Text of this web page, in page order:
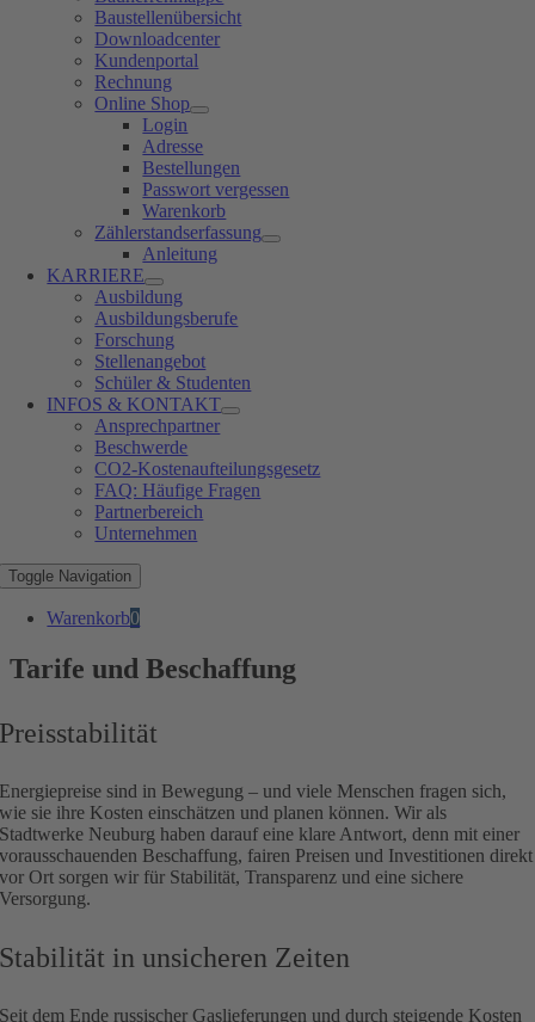
Baustellenübersicht
Downloadcenter
Kundenportal
Rechnung
Online Shop
Login
Adresse
Bestellungen
Passwort vergessen
Warenkorb
Zählerstandserfassung
Anleitung
KARRIERE
Ausbildung
Ausbildungsberufe
Forschung
Stellenangebot
Schüler & Studenten
INFOS & KONTAKT
Ansprechpartner
Beschwerde
CO2-Kostenaufteilungsgesetz
FAQ: Häufige Fragen
Partnerbereich
Unternehmen
Toggle Navigation
Warenkorb0
Tarife und Beschaffung
Preisstabilität
Energiepreise sind in Bewegung – und viele Menschen fragen sich,
wie sie ihre Kosten einschätzen und planen können. Wir als
Stadtwerke Neuburg haben darauf eine klare Antwort, denn mit einer
vorausschauenden Beschaffung, fairen Preisen und Investitionen direkt
vor Ort sorgen wir für Stabilität, Transparenz und eine sichere
Versorgung.
Stabilität in unsicheren Zeiten
Seit dem Ende russischer Gaslieferungen und durch steigende Kosten